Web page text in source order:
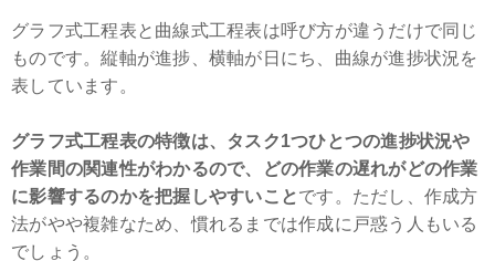
グラフ式工程表と曲線式工程表は呼び方が違うだけで同じ
ものです。縦軸が進捗、横軸が日にち、曲線が進捗状況を
表しています。
グラフ式工程表の特徴は、タスク1つひとつの進捗状況や
作業間の関連性がわかるので、どの作業の遅れがどの作業
に影響するのかを把握しやすいことです。ただし、作成方
法がやや複雑なため、慣れるまでは作成に戸惑う人もいる
でしょう。